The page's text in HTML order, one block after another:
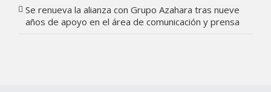
Se renueva la alianza con Grupo Azahara tras nueve
años de apoyo en el área de comunicación y prensa